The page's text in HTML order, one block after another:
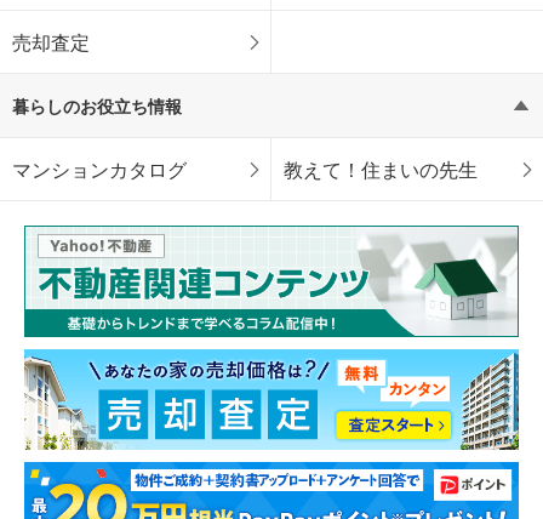
売却査定
暮らしのお役立ち情報
マンションカタログ 教えて！住まいの先生